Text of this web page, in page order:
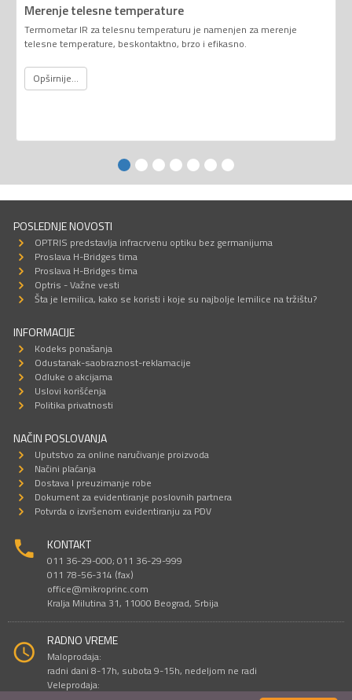
Merenje telesne temperature
Termometar IR za telesnu temperaturu je namenjen za merenje
telesne temperature, beskontaktno, brzo i efikasno.
Opširnije...
POSLEDNJE NOVOSTI
OPTRIS predstavlja infracrvenu optiku bez germanijuma
Proslava H-Bridges tima
Proslava H-Bridges tima
Optris - Važne vesti
Šta je lemilica, kako se koristi i koje su najbolje lemilice na tržištu?
INFORMACIJE
Kodeks ponašanja
Odustanak-saobraznost-reklamacije
Odluke o akcijama
Uslovi korišćenja
Politika privatnosti
NAČIN POSLOVANJA
Uputstvo za online naručivanje proizvoda
Načini plaćanja
Dostava I preuzimanje robe
Dokument za evidentiranje poslovnih partnera
Potvrda o izvršenom evidentiranju za PDV
KONTAKT
011 36-29-000; 011 36-29-999
011 78-56-314 (fax)
office@mikroprinc.com
Kralja Milutina 31, 11000 Beograd, Srbija
RADNO VREME
Maloprodaja:
radni dani 8-17h, subota 9-15h, nedeljom ne radi
Veleprodaja: